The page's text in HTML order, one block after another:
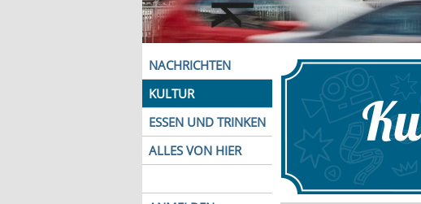
NACHRICHTEN
KULTUR
ESSEN UND TRINKEN
ALLES VON HIER